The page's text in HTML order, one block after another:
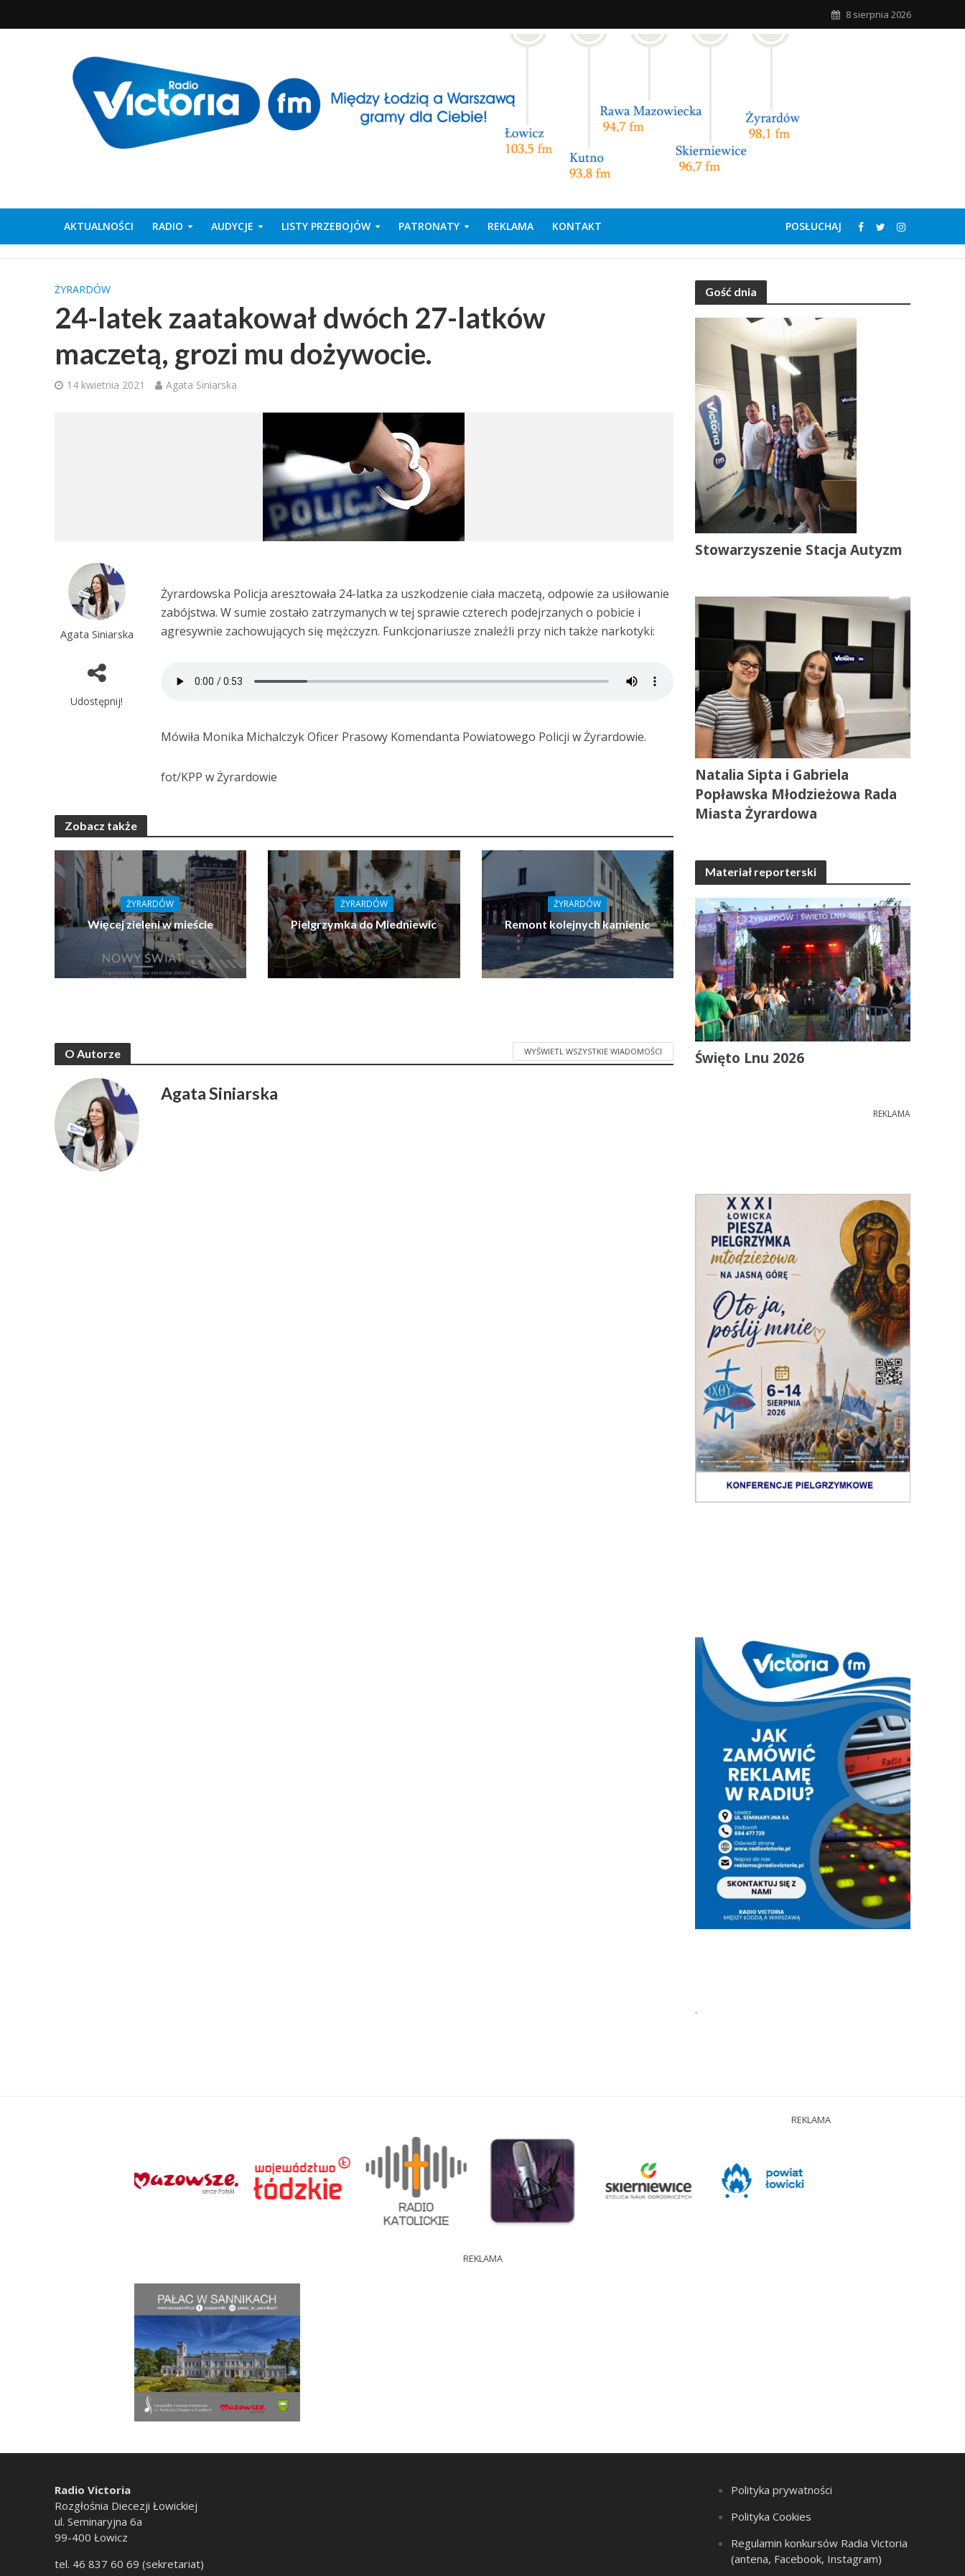
8 sierpnia 2026
AKTUALNOŚCI RADIO AUDYCJE LISTY PRZEBOJÓW PATRONATY REKLAMA KONTAKT POSŁUCHAJ
ŻYRARDÓW
24-latek zaatakował dwóch 27-latków
maczetą, grozi mu dożywocie.
14 kwietnia 2021 Agata Siniarska
Agata Siniarska
Udostępnij!
Żyrardowska Policja aresztowała 24-latka za uszkodzenie ciała maczetą, odpowie za usiłowanie
zabójstwa. W sumie zostało zatrzymanych w tej sprawie czterech podejrzanych o pobicie i
agresywnie zachowujących się mężczyzn. Funkcjonariusze znaleźli przy nich także narkotyki:
Mówiła Monika Michalczyk Oficer Prasowy Komendanta Powiatowego Policji w Żyrardowie.
fot/KPP w Żyrardowie
Zobacz także
ŻYRARDÓW
Więcej zieleni w mieście
ŻYRARDÓW
Pielgrzymka do Miedniewic
ŻYRARDÓW
Remont kolejnych kamienic
O Autorze WYŚWIETL WSZYSTKIE WIADOMOŚCI
Agata Siniarska
Gość dnia
Stowarzyszenie Stacja Autyzm
Natalia Sipta i Gabriela
Popławska Młodzieżowa Rada
Miasta Żyrardowa
Materiał reporterski
Święto Lnu 2026
REKLAMA
.
REKLAMA
REKLAMA
Radio Victoria
Rozgłośnia Diecezji Łowickiej
ul. Seminaryjna 6a
99-400 Łowicz
tel. 46 837 60 69 (sekretariat)
Polityka prywatności
Polityka Cookies
Regulamin konkursów Radia Victoria
(antena, Facebook, Instagram)